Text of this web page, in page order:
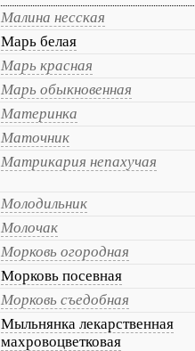
Малина несская
Марь белая
Марь красная
Марь обыкновенная
Материнка
Маточник
Матрикария непахучая
Молодильник
Молочак
Морковь огородная
Морковь посевная
Морковь съедобная
Мыльнянка лекарственная
махровоцветковая